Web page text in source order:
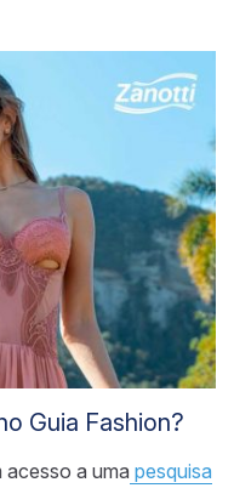
Guia Fashion?
a uma pesquisa